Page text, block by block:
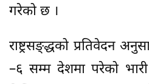
गरेको छ ।
राष्ट्रसङ्द्धको प्रतिवेदन
–६ सम्म देशमा परेको